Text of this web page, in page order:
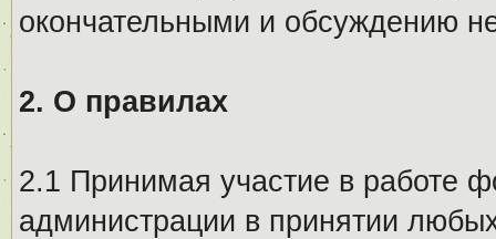
окончательными и обсуждению
2. О правилах
2.1 Принимая участие в работе
администрации в принятии